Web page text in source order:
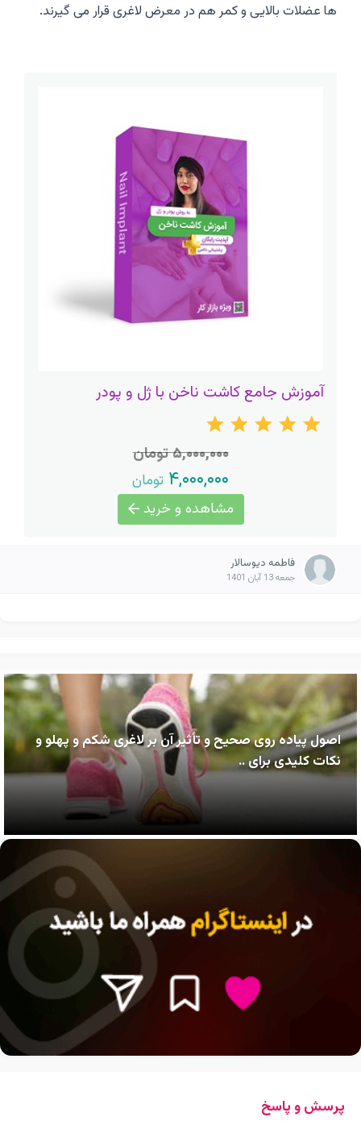
ها عضلات بالایی و کمر هم در معرض لاغری قرار می گیرند.
آموزش جامع کاشت ناخن با ژل و پودر
۵,۰۰۰,۰۰۰ تومان
۴,۰۰۰,۰۰۰ تومان
مشاهده و خرید
فاطمه دیوسالار
جمعه 13 آبان 1401
اصول پیاده روی صحیح و تأثیر آن بر لاغری شکم و پهلو و
نکات کلیدی برای ..
پرسش و پاسخ